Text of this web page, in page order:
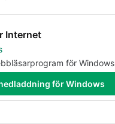
Internet
för Windows
för Windows